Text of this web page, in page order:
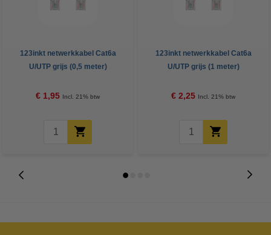
123inkt netwerkkabel Cat6a
U/UTP grijs (0,5 meter)
€ 1,95 Incl. 21% btw
123inkt netwerkkabel Cat6a
U/UTP grijs (1 meter)
€ 2,25 Incl. 21% btw